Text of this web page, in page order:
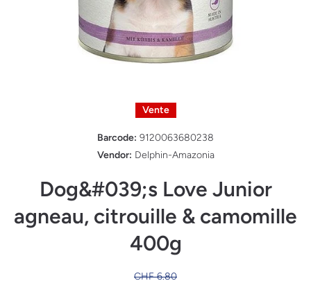
Vente
Barcode: 9120063680238
Vendor: Delphin-Amazonia
Dog&#039;s Love Junior
agneau, citrouille & camomille
400g
CHF 6.80